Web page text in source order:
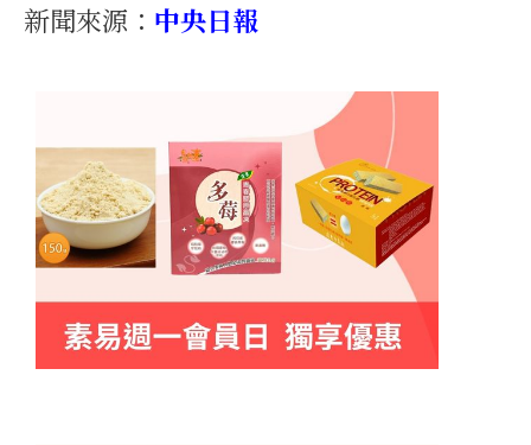
新聞來源： 中央日報